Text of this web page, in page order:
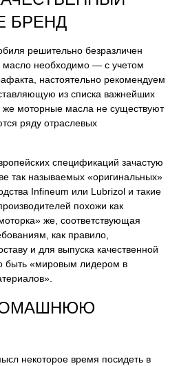
БРЕНД
решительно безразличен
масло необходимо — с учетом
настоятельно рекомендуем
из списка важнейших
же моторные масла не существуют
ряду отраслевых
спецификаций зачастую
так называемых «оригинальных»
Infineum или Lubrizol и такие
похожи как
же, соответствующая
как правило,
и для выпуска качественной
быть «мировым лидером в
некоторое время посидеть в